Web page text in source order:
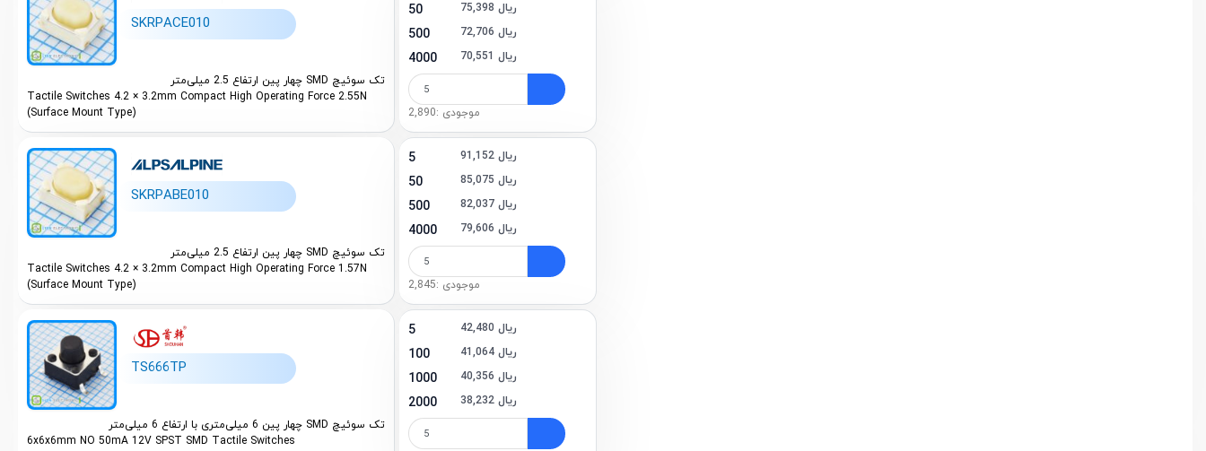
SKRPACE010
تک سوئیچ SMD چهار پین ارتفاع 2.5 میلی‌متر
Tactile Switches 4.2 × 3.2mm Compact High Operating Force 2.55N
(Surface Mount Type)
50 75,398 ریال
500 72,706 ریال
4000 70,551 ریال
موجودی :2,890
SKRPABE010
تک سوئیچ SMD چهار پین ارتفاع 2.5 میلی‌متر
Tactile Switches 4.2 × 3.2mm Compact High Operating Force 1.57N
(Surface Mount Type)
5 91,152 ریال
50 85,075 ریال
500 82,037 ریال
4000 79,606 ریال
موجودی :2,845
TS666TP
تک سوئیچ SMD چهار پین 6 میلی‌متری با ارتفاع 6 میلی‌متر
6x6x6mm NO 50mA 12V SPST SMD Tactile Switches
5 42,480 ریال
100 41,064 ریال
1000 40,356 ریال
2000 38,232 ریال